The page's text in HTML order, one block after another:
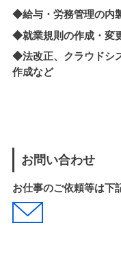
◆給与・労務管理の内
◆就業規則の作
◆法改正、クラウドシ
作成など
お問い合わせ
お仕事のご依頼等は下